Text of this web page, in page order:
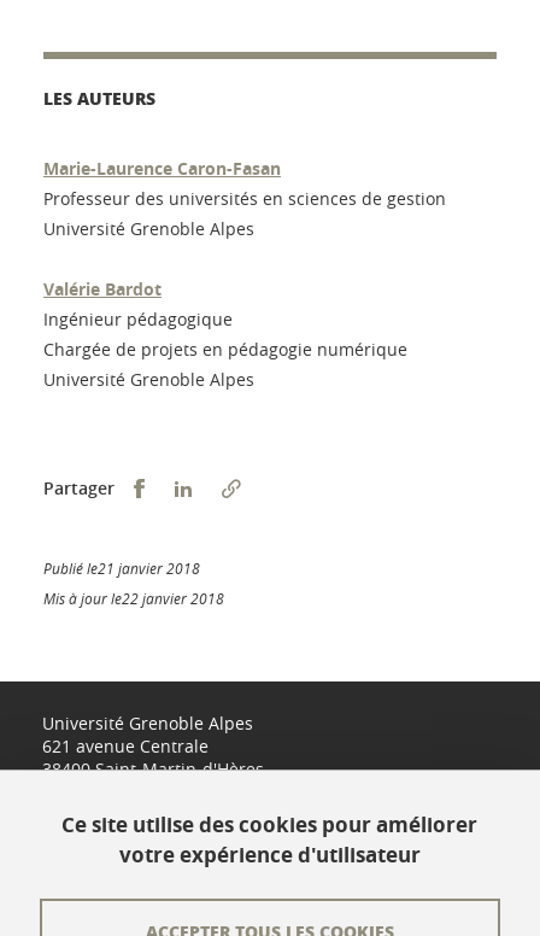
LES AUTEURS
Marie-Laurence Caron-Fasan
Professeur des universités en sciences de gestion
Université Grenoble Alpes
Valérie Bardot
Ingénieur pédagogique
Chargée de projets en pédagogie numérique
Université Grenoble Alpes
Partager Partager sur Facebook
Partager sur LinkedIn
Publié le21 janvier 2018
Mis à jour le22 janvier 2018
Université Grenoble Alpes
621 avenue Centrale
38400 Saint-Martin-d'Hères
Ce site utilise des cookies pour améliorer
votre expérience d'utilisateur
ACCEPTER TOUS LES COOKIES